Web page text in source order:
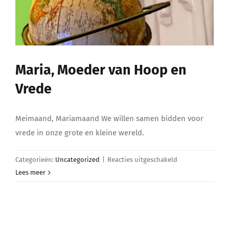
Maria, Moeder van Hoop en
Vrede
Meimaand, Mariamaand We willen samen bidden voor
vrede in onze grote en kleine wereld.
Categorieën: Uncategorized Reacties uitgeschakeld
Lees meer